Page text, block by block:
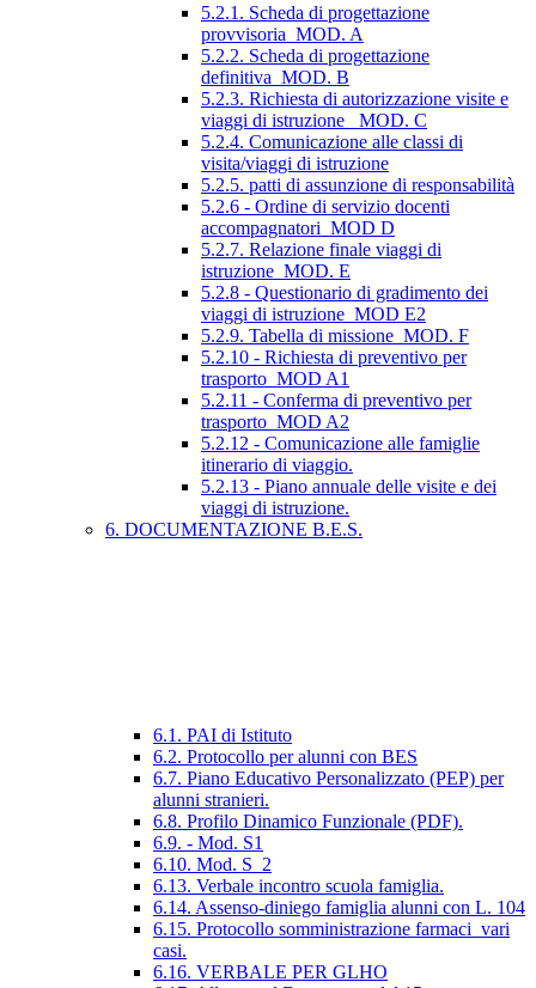
5.2.1. Scheda di progettazione
provvisoria_MOD. A
5.2.2. Scheda di progettazione
definitiva_MOD. B
5.2.3. Richiesta di autorizzazione visite e
viaggi di istruzione_ MOD. C
5.2.4. Comunicazione alle classi di
visita/viaggi di istruzione
5.2.5. patti di assunzione di responsabilità
5.2.6 - Ordine di servizio docenti
accompagnatori_MOD D
5.2.7. Relazione finale viaggi di
istruzione_MOD. E
5.2.8 - Questionario di gradimento dei
viaggi di istruzione_MOD E2
5.2.9. Tabella di missione_MOD. F
5.2.10 - Richiesta di preventivo per
trasporto_MOD A1
5.2.11 - Conferma di preventivo per
trasporto_MOD A2
5.2.12 - Comunicazione alle famiglie
itinerario di viaggio.
5.2.13 - Piano annuale delle visite e dei
viaggi di istruzione.
6. DOCUMENTAZIONE B.E.S.
6.1. PAI di Istituto
6.2. Protocollo per alunni con BES
6.7. Piano Educativo Personalizzato (PEP) per
alunni stranieri.
6.8. Profilo Dinamico Funzionale (PDF).
6.9. - Mod. S1
6.10. Mod. S_2
6.13. Verbale incontro scuola famiglia.
6.14. Assenso-diniego famiglia alunni con L. 104
6.15. Protocollo somministrazione farmaci_vari
casi.
6.16. VERBALE PER GLHO